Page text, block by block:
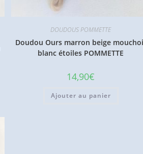
DOUDOUS POMMETTE
Doudou Ours marron beige
blanc étoiles POMMETTE
14,90€
Ajouter au panier